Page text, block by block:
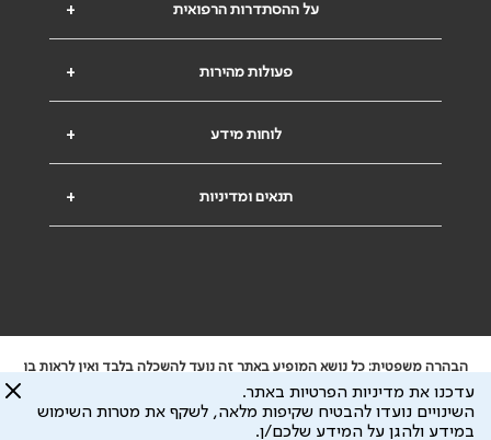
+ על ההסתדרות הרפואית
+ פעולות מהירות
+ לוחות מידע
+ תנאים ומדיניות
הבהרה משפטית: כל נושא המופיע באתר זה נועד להשכלה בלבד ואין לראות בו
ייעוץ רפואי או משפטי. אין הר"י אחראית לתוכן המתפרסם באתר זה ולכל נזק
שעלול להיגרם.
ידוע לי שהר"י אוספת ושומרת מידע אישי לצורך מתן השרות וכי חלק ממנו עשוי
עדכנו את מדיניות הפרטיות באתר.
השינויים נועדו להבטיח שקיפות מלאה, לשקף את מטרות השימוש
במידע ולהגן על המידע שלכם/ן.